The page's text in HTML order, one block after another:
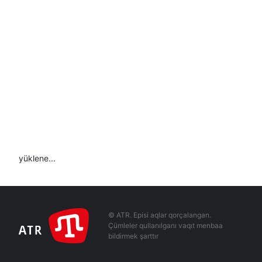
yüklene...
© ATR. Episi aqlar qorçalangan.
Çümleler qullanılganı vaqıt menbaa
bildirmek şarttır